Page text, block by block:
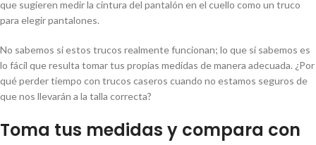
que sugieren medir la cintura del pantalón en el cuello como un truco
para elegir pantalones.
No sabemos si estos trucos realmente funcionan; lo que sí sabemos es
lo fácil que resulta tomar tus propias medidas de manera adecuada. ¿Por
qué perder tiempo con trucos caseros cuando no estamos seguros de
que nos llevarán a la talla correcta?
Toma tus medidas y compara con